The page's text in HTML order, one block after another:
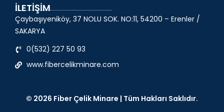
İLETİŞİM
Çaybaşıyeniköy, 37 NOLU SOK. NO:11, 54200 – Erenler /
SAKARYA
0(532) 227 50 93
www.fibercelikminare.com
© 2026 Fiber Çelik Minare | Tüm Hakları Saklıdır.